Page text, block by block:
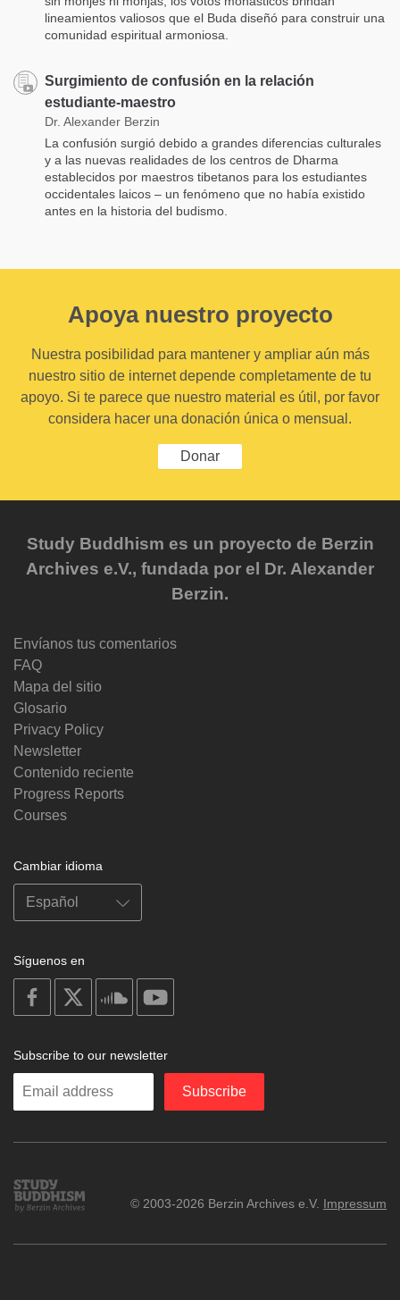
lineamientos valiosos que el Buda diseñó para construir una
comunidad espiritual armoniosa.
Surgimiento de confusión en la relación
estudiante-maestro
Dr. Alexander Berzin
La confusión surgió debido a grandes diferencias culturales
y a las nuevas realidades de los centros de Dharma
establecidos por maestros tibetanos para los estudiantes
occidentales laicos – un fenómeno que no había existido
antes en la historia del budismo.
Apoya nuestro proyecto
Nuestra posibilidad para mantener y ampliar aún más
nuestro sitio de internet depende completamente de tu
apoyo. Si te parece que nuestro material es útil, por favor
considera hacer una donación única o mensual.
Donar
Study Buddhism es un proyecto de Berzin
Archives e.V., fundada por el Dr. Alexander
Berzin.
Envíanos tus comentarios
FAQ
Mapa del sitio
Glosario
Privacy Policy
Newsletter
Contenido reciente
Progress Reports
Courses
Cambiar idioma
Síguenos en
on
facebook
soundcloud
Subscribe to our newsletter
Enter
Subscribe
Study
Buddhism
© 2003-2026 Berzin Archives e.V. Impressum